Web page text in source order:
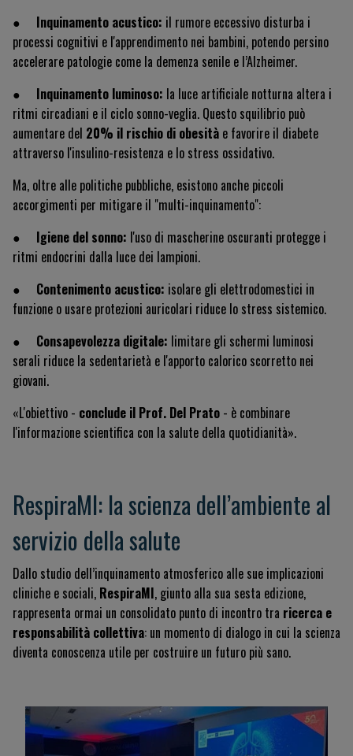
● Inquinamento acustico: il rumore eccessivo disturba i
processi cognitivi e l'apprendimento nei bambini, potendo persino
accelerare patologie come la demenza senile e l’Alzheimer.
● Inquinamento luminoso: la luce artificiale notturna altera i
ritmi circadiani e il ciclo sonno-veglia. Questo squilibrio può
aumentare del 20% il rischio di obesità e favorire il diabete
attraverso l'insulino-resistenza e lo stress ossidativo.
Ma, oltre alle politiche pubbliche, esistono anche piccoli
accorgimenti per mitigare il "multi-inquinamento":
● Igiene del sonno: l'uso di mascherine oscuranti protegge i
ritmi endocrini dalla luce dei lampioni.
● Contenimento acustico: isolare gli elettrodomestici in
funzione o usare protezioni auricolari riduce lo stress sistemico.
● Consapevolezza digitale: limitare gli schermi luminosi
serali riduce la sedentarietà e l'apporto calorico scorretto nei
giovani.
«L'obiettivo - conclude il Prof. Del Prato - è combinare
l'informazione scientifica con la salute della quotidianità».
RespiraMI: la scienza dell’ambiente al
servizio della salute
Dallo studio dell’inquinamento atmosferico alle sue implicazioni
cliniche e sociali, RespiraMI, giunto alla sua sesta edizione,
rappresenta ormai un consolidato punto di incontro tra ricerca e
responsabilità collettiva: un momento di dialogo in cui la scienza
diventa conoscenza utile per costruire un futuro più sano.